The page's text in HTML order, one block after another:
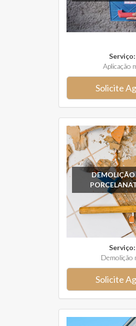
Serviço:
Aplicação
Solicite
DEMOLIÇÃO
Serviço:
Demolição
Solicite